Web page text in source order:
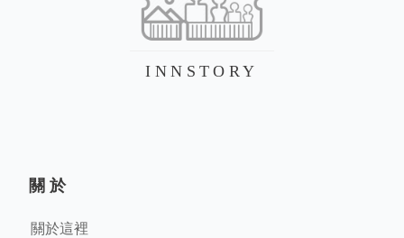
INNSTORY
關於
關於這裡